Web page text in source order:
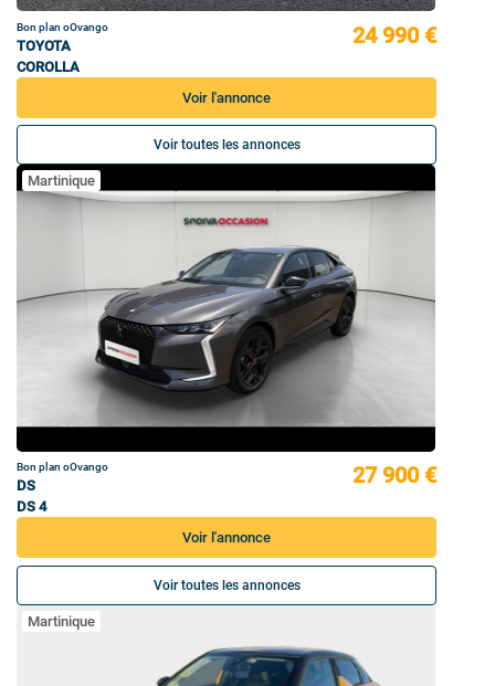
Bon plan oOvango
TOYOTA
COROLLA
24 990 €
Voir l'annonce
Voir toutes les annonces
Martinique
Bon plan oOvango
DS
DS 4
27 900 €
Voir l'annonce
Voir toutes les annonces
Martinique